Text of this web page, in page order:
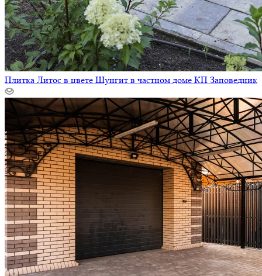
Плитка Литос в цвете Шунгит в частном доме КП Заповедник